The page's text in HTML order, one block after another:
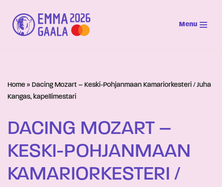
Siirry
suoraan
Menu
Home » Dacing Mozart – Keski-Pohjanmaan Kamariorkesteri / Juha
Kangas, kapellimestari
DACING MOZART –
KESKI-POHJANMAAN
KAMARIORKESTERI /